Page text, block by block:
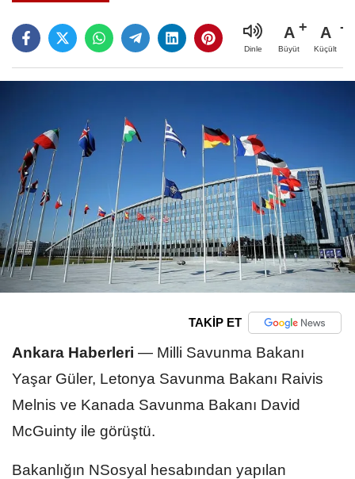
Dinle
A
Büyüt
A
Küçült
TAKİP ET
Ankara Haberleri — Milli Savunma Bakanı
Yaşar Güler, Letonya Savunma Bakanı Raivis
Melnis ve Kanada Savunma Bakanı David
McGuinty ile görüştü.
Bakanlığın NSosyal hesabından yapılan